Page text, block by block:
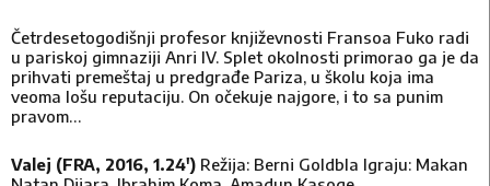
Četrdesetogodišnji profesor književnosti Fransoa Fuko radi
u pariskoj gimnaziji Anri IV. Splet okolnosti primorao ga je da
prihvati premeštaj u predgrađe Pariza, u školu koja ima
veoma lošu reputaciju. On očekuje najgore, i to sa punim
pravom…
Valej (FRA, 2016, 1.24′) Režija: Berni Goldbla Igraju: Makan